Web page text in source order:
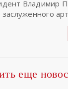
Владимир
еще